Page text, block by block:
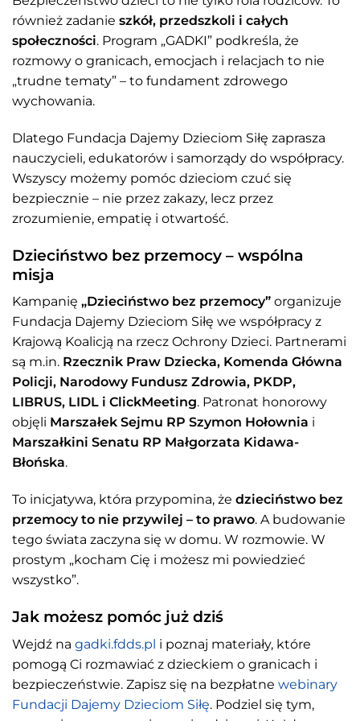
również zadanie szkół, przedszkoli i całych
społeczności. Program „GADKI” podkreśla, że
rozmowy o granicach, emocjach i relacjach to nie
„trudne tematy” – to fundament zdrowego
wychowania.
Dlatego Fundacja Dajemy Dzieciom Siłę zaprasza
nauczycieli, edukatorów i samorządy do współpracy.
Wszyscy możemy pomóc dzieciom czuć się
bezpiecznie – nie przez zakazy, lecz przez
zrozumienie, empatię i otwartość.
Dzieciństwo bez przemocy – wspólna
misja
Kampanię „Dzieciństwo bez przemocy” organizuje
Fundacja Dajemy Dzieciom Siłę we współpracy z
Krajową Koalicją na rzecz Ochrony Dzieci. Partnerami
są m.in. Rzecznik Praw Dziecka, Komenda Główna
Policji, Narodowy Fundusz Zdrowia, PKDP,
LIBRUS, LIDL i ClickMeeting. Patronat honorowy
objęli Marszałek Sejmu RP Szymon Hołownia i
Marszałkini Senatu RP Małgorzata Kidawa-
Błońska.
To inicjatywa, która przypomina, że dzieciństwo bez
przemocy to nie przywilej – to prawo. A budowanie
tego świata zaczyna się w domu. W rozmowie. W
prostym „kocham Cię i możesz mi powiedzieć
wszystko”.
Jak możesz pomóc już dziś
Wejdź na gadki.fdds.pl i poznaj materiały, które
pomogą Ci rozmawiać z dzieckiem o granicach i
bezpieczeństwie. Zapisz się na bezpłatne webinary
Fundacji Dajemy Dzieciom Siłę. Podziel się tym,